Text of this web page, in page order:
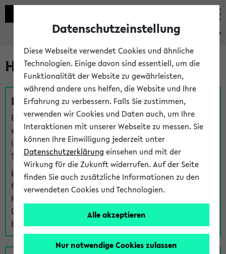
eKVV
Hilfe & Kontakt
Fragen zu einzelnen Veranstaltungen
Bei inhaltlichen und organisatorischen Fragen zu
einzelnen Veranstaltungen finden Sie Ansprechpersonen
über denFragen-Link bei jeder Veranstaltung. Der BIS
Support kann hier meist keine direkte Hilfe leisten.
Bei Veranstaltungen mit eKVV Teilnahmemanagement
finden Sie eine Auskunft über die Personen, die Ihre
Platzzuteilung im eKVV eingetragen haben, auf der
Detailseite zum Teilnahmemanagement der
betreffenden Veranstaltung.
Datenschutzeinstellung
Diese Webseite verwendet Cookies und ähnliche
Technologien. Einige davon sind essentiell, um die
Funktionalität der Website zu gewährleisten,
während andere uns helfen, die Website und Ihre
Erfahrung zu verbessern. Falls Sie zustimmen,
verwenden wir Cookies und Daten auch, um Ihre
Interaktionen mit unserer Webseite zu messen. Sie
können Ihre Einwilligung jederzeit unter
Datenschutzerklärung einsehen und mit der
Wirkung für die Zukunft widerrufen. Auf der Seite
finden Sie auch zusätzliche Informationen zu den
verwendeten Cookies und Technologien.
Alle akzeptieren
Nur notwendige Cookies zulassen